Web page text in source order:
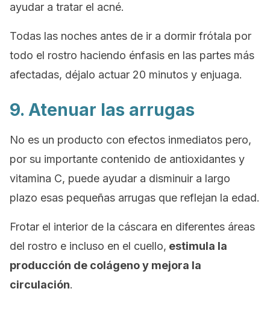
ayudar a tratar el acné.
Todas las noches antes de ir a dormir frótala por
todo el rostro haciendo énfasis en las partes más
afectadas, déjalo actuar 20 minutos y enjuaga.
9. Atenuar las arrugas
No es un producto con efectos inmediatos pero,
por su importante contenido de antioxidantes y
vitamina C, puede ayudar a disminuir a largo
plazo esas pequeñas arrugas que reflejan la edad.
Frotar el interior de la cáscara en diferentes áreas
del rostro e incluso en el cuello, estimula la
producción de colágeno y mejora la
circulación.